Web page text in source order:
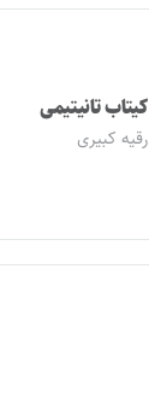
کیتاب تانیتیمی
رقیه کبیری